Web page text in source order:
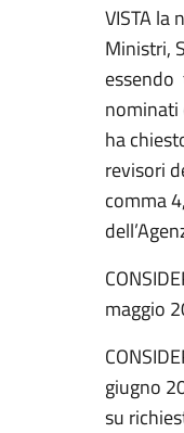
VISTA
Ministri,
essendo
nominati
ha
revisori
comma
maggio
giugno
su